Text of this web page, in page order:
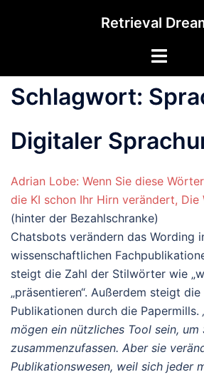
Retrieval
Menü
Schlagwort:
Digitaler
Adrian Lobe: Wenn Sie diese
die KI schon Ihr Hirn verändert,
(hinter der Bezahlschranke)
Chatsbots verändern das Wording
wissenschaftlichen
steigt die Zahl der Stilwörter wie
„präsentieren“. Außerdem steigt
Publikationen durch die Papermills.
mögen ein nützliches Tool sein, um
zusammenzufassen. Aber sie
Publikationswesen, weil sich jeder